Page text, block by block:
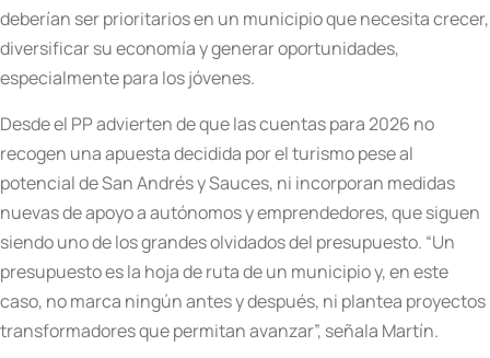
deberían ser prioritarios en un municipio que necesita crecer,
diversificar su economía y generar oportunidades,
especialmente para los jóvenes.
Desde el PP advierten de que las cuentas para 2026 no
recogen una apuesta decidida por el turismo pese al
potencial de San Andrés y Sauces, ni incorporan medidas
nuevas de apoyo a autónomos y emprendedores, que siguen
siendo uno de los grandes olvidados del presupuesto. “Un
presupuesto es la hoja de ruta de un municipio y, en este
caso, no marca ningún antes y después, ni plantea proyectos
transformadores que permitan avanzar”, señala Martín.